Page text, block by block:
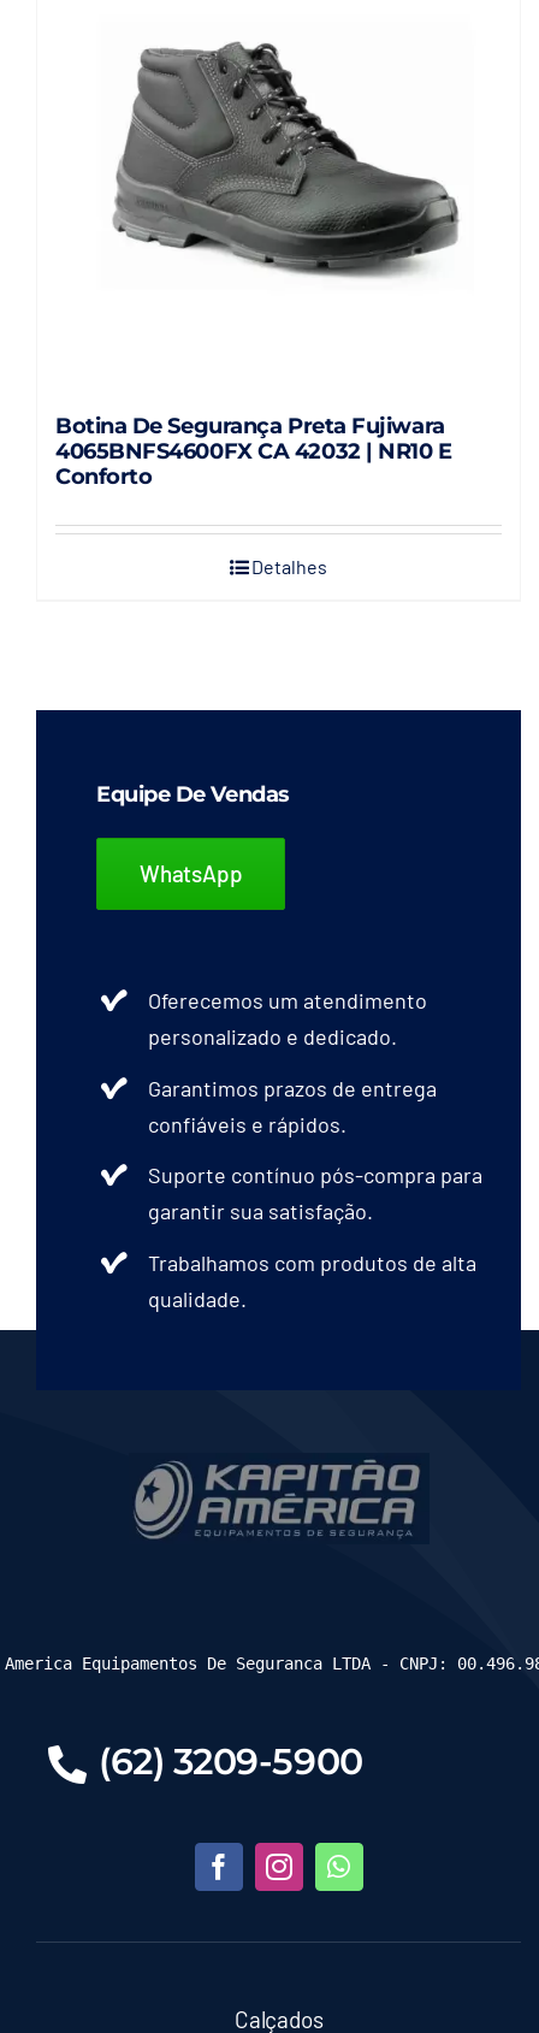
Botina De Segurança Preta Fujiwara
4065BNFS4600FX CA 42032 | NR10 E
Conforto
Detalhes
Equipe De Vendas
WhatsApp
Oferecemos um atendimento
personalizado e dedicado.
Garantimos prazos de entrega
confiáveis e rápidos.
Suporte contínuo pós-compra para
garantir sua satisfação.
Trabalhamos com produtos de alta
qualidade.
(62) 3209-5900
Calçados
Equipamentos De Seguranca LTDA - CNPJ: